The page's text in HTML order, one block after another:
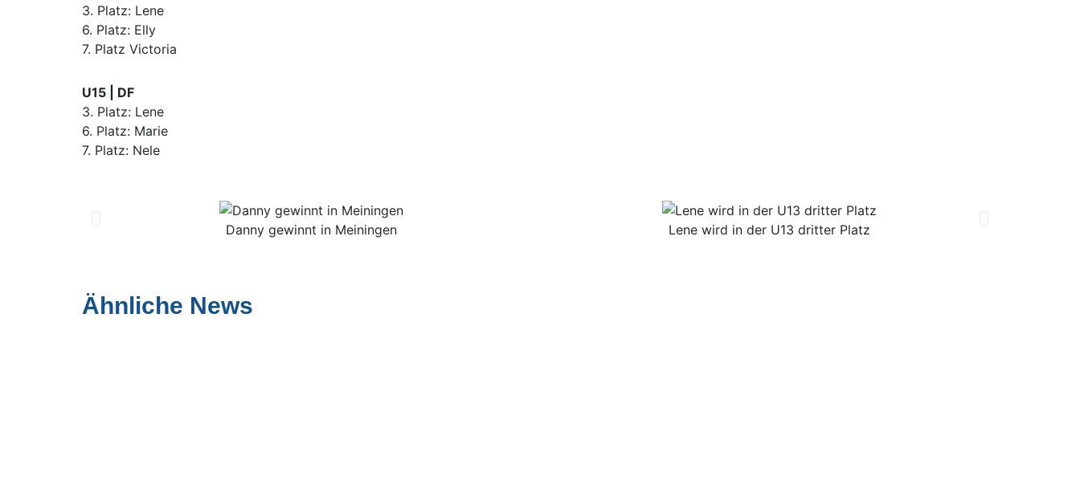
3. Platz: Lene
6. Platz: Elly
7. Platz Victoria
U15 | DF
3. Platz: Lene
6. Platz: Marie
7. Platz: Nele
Danny gewinnt in Meiningen Lene wird in der U13 dritter Platz
Ähnliche News